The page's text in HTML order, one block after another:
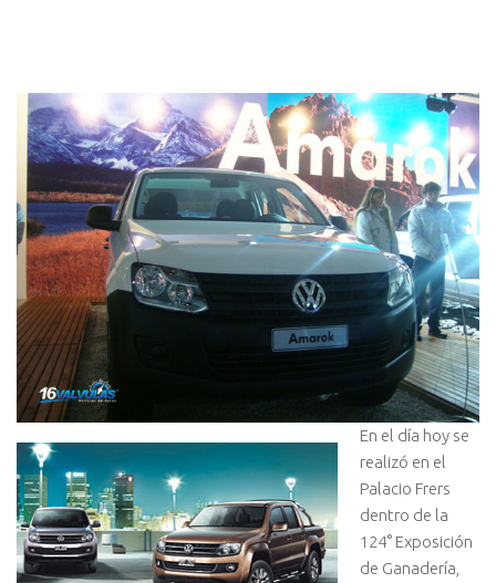
En el día hoy se
realizó en el
Palacio Frers
dentro de la
124° Exposición
de Ganadería,